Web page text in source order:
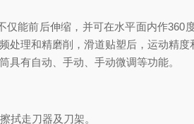
能前后伸缩，并可在水平面内作
理和精磨削，滑道贴塑后，运动精
有自动、手动、手动微调等功能。
走刀器及刀架。